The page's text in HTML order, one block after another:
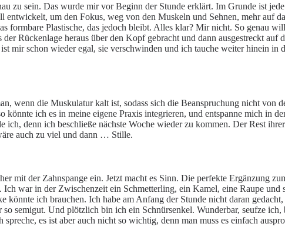
zu sein. Das wurde mir vor Beginn der Stunde erklärt. Im Grunde ist
entwickelt, um den Fokus, weg von den Muskeln und Sehnen, mehr auf
formbare Plastische, das jedoch bleibt. Alles klar? Mir nicht. So genau
Rückenlage heraus über den Kopf gebracht und dann ausgestreckt
mir schon wieder egal, sie verschwinden und ich tauche weiter hinein
wenn die Muskulatur kalt ist, sodass sich die Beanspruchung nicht von
könnte ich es in meine eigene Praxis integrieren, und entspanne mich in
denn ich beschließe nächste Woche wieder zu kommen. Der Rest
auch zu viel und dann … Stille.
mit der Zahnspange ein. Jetzt macht es Sinn. Die perfekte Ergänzung
war in der Zwischenzeit ein Schmetterling, ein Kamel, eine Raupe
könnte ich brauchen. Ich habe am Anfang der Stunde nicht daran
semigut. Und plötzlich bin ich ein Schnürsenkel. Wunderbar, seufze
es ist aber auch nicht so wichtig, denn man muss es einfach